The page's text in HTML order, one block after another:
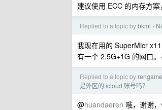
建议使用 ECC 的内存方
Replied to a topic bybkmi ›
我现在用的 SuperMicr
有一个 2.5G+1G 的网口
Replied to a topic by rengame
是外区的 icloud 账号吗？
@huandaeren 哦，谢谢